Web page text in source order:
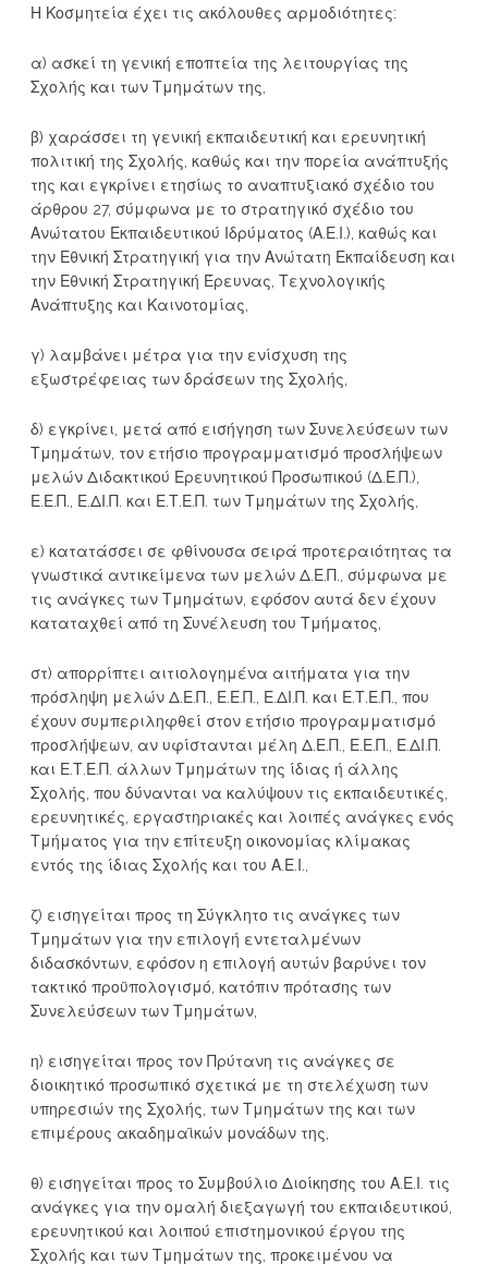
Η Κοσμητεία έχει τις ακόλουθες αρμοδιότητες:
α) ασκεί τη γενική εποπτεία της λειτουργίας της
Σχολής και των Τμημάτων της,
β) χαράσσει τη γενική εκπαιδευτική και ερευνητική
πολιτική της Σχολής, καθώς και την πορεία ανάπτυξής
της και εγκρίνει ετησίως το αναπτυξιακό σχέδιο του
άρθρου 27, σύμφωνα με το στρατηγικό σχέδιο του
Ανώτατου Εκπαιδευτικού Ιδρύματος (Α.Ε.Ι.), καθώς και
την Εθνική Στρατηγική για την Ανώτατη Εκπαίδευση και
την Εθνική Στρατηγική Έρευνας, Τεχνολογικής
Ανάπτυξης και Καινοτομίας,
γ) λαμβάνει μέτρα για την ενίσχυση της
εξωστρέφειας των δράσεων της Σχολής,
δ) εγκρίνει, μετά από εισήγηση των Συνελεύσεων των
Τμημάτων, τον ετήσιο προγραμματισμό προσλήψεων
μελών Διδακτικού Ερευνητικού Προσωπικού (Δ.Ε.Π.),
Ε.Ε.Π., Ε.ΔΙ.Π. και Ε.Τ.Ε.Π. των Τμημάτων της Σχολής,
ε) κατατάσσει σε φθίνουσα σειρά προτεραιότητας τα
γνωστικά αντικείμενα των μελών Δ.Ε.Π., σύμφωνα με
τις ανάγκες των Τμημάτων, εφόσον αυτά δεν έχουν
καταταχθεί από τη Συνέλευση του Τμήματος,
στ) απορρίπτει αιτιολογημένα αιτήματα για την
πρόσληψη μελών Δ.Ε.Π., Ε.Ε.Π., Ε.ΔΙ.Π. και Ε.Τ.Ε.Π., που
έχουν συμπεριληφθεί στον ετήσιο προγραμματισμό
προσλήψεων, αν υφίστανται μέλη Δ.Ε.Π., Ε.Ε.Π., Ε.ΔΙ.Π.
και Ε.Τ.Ε.Π. άλλων Τμημάτων της ίδιας ή άλλης
Σχολής, που δύνανται να καλύψουν τις εκπαιδευτικές,
ερευνητικές, εργαστηριακές και λοιπές ανάγκες ενός
Τμήματος για την επίτευξη οικονομίας κλίμακας
εντός της ίδιας Σχολής και του Α.Ε.Ι.,
ζ) εισηγείται προς τη Σύγκλητο τις ανάγκες των
Τμημάτων για την επιλογή εντεταλμένων
διδασκόντων, εφόσον η επιλογή αυτών βαρύνει τον
τακτικό προϋπολογισμό, κατόπιν πρότασης των
Συνελεύσεων των Τμημάτων,
η) εισηγείται προς τον Πρύτανη τις ανάγκες σε
διοικητικό προσωπικό σχετικά με τη στελέχωση των
υπηρεσιών της Σχολής, των Τμημάτων της και των
επιμέρους ακαδημαϊκών μονάδων της,
θ) εισηγείται προς το Συμβούλιο Διοίκησης του Α.Ε.Ι. τις
ανάγκες για την ομαλή διεξαγωγή του εκπαιδευτικού,
ερευνητικού και λοιπού επιστημονικού έργου της
Σχολής και των Τμημάτων της, προκειμένου να